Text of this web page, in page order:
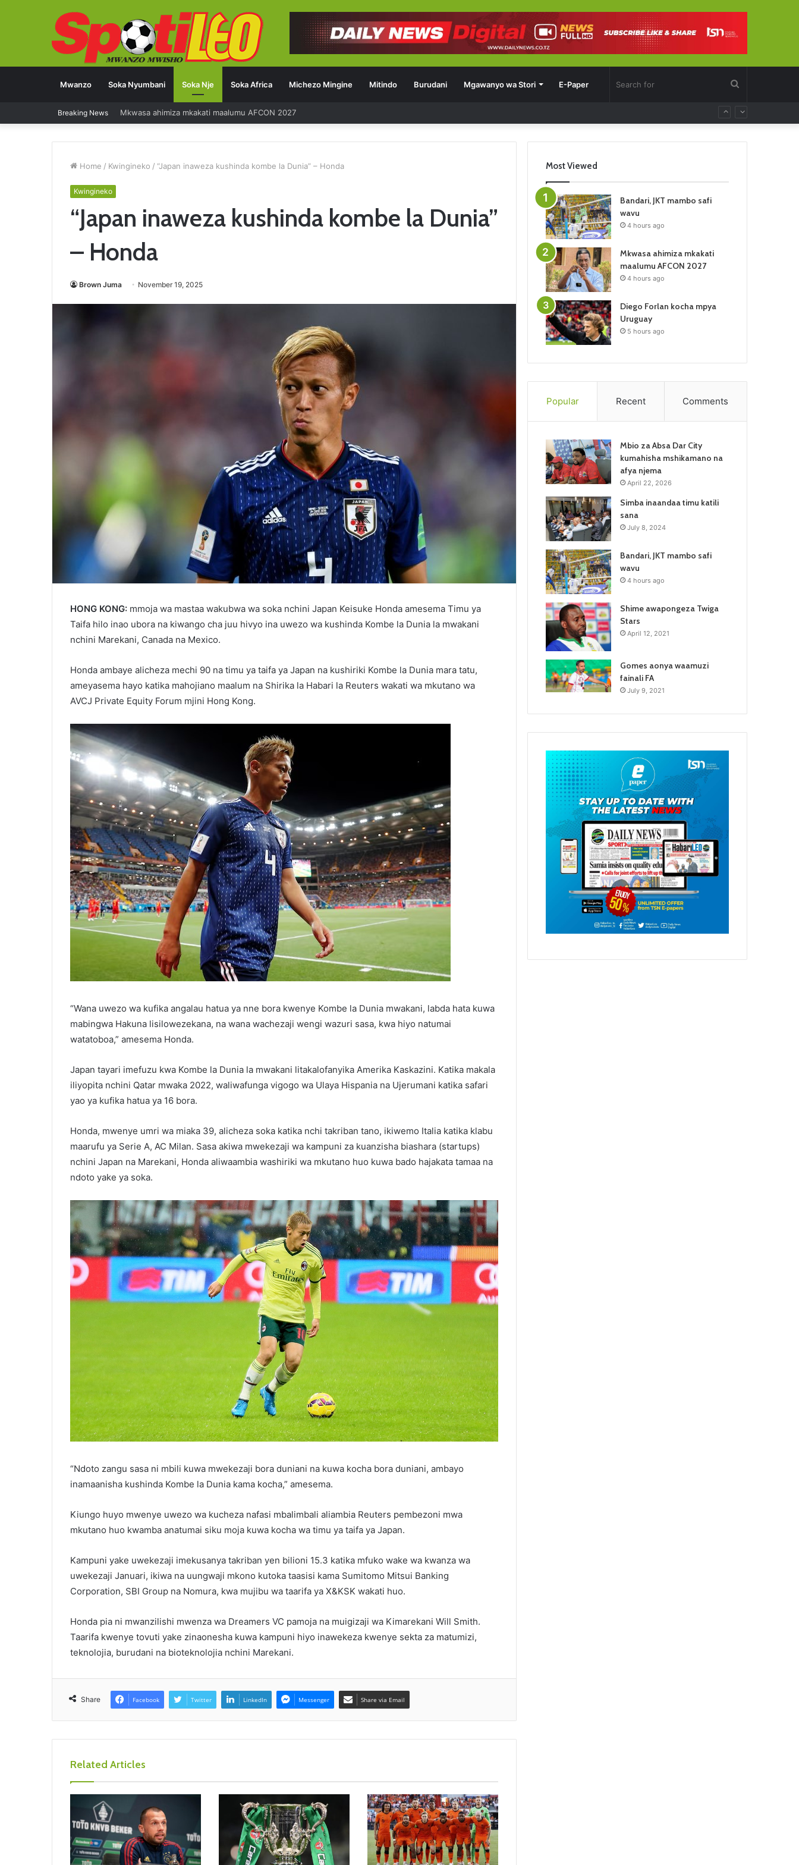
Mwanzo Soka Nyumbani Soka Nje Soka Africa Michezo Mingine Mitindo Burudani Mgawanyo wa Stori E-Paper
Breaking News Diego Forlan kocha mpya Uruguay
Home / Kwingineko / “Japan inaweza kushinda kombe la Dunia” – Honda
Kwingineko
“Japan inaweza kushinda kombe la Dunia”
– Honda
Brown Juma November 19, 2025
HONG KONG: mmoja wa mastaa wakubwa wa soka nchini Japan Keisuke Honda amesema Timu ya
Taifa hilo inao ubora na kiwango cha juu hivyo ina uwezo wa kushinda Kombe la Dunia la mwakani
nchini Marekani, Canada na Mexico.
Honda ambaye alicheza mechi 90 na timu ya taifa ya Japan na kushiriki Kombe la Dunia mara tatu,
ameyasema hayo katika mahojiano maalum na Shirika la Habari la Reuters wakati wa mkutano wa
AVCJ Private Equity Forum mjini Hong Kong.
“Wana uwezo wa kufika angalau hatua ya nne bora kwenye Kombe la Dunia mwakani, labda hata kuwa
mabingwa Hakuna lisilowezekana, na wana wachezaji wengi wazuri sasa, kwa hiyo natumai
watatoboa,” amesema Honda.
Japan tayari imefuzu kwa Kombe la Dunia la mwakani litakalofanyika Amerika Kaskazini. Katika makala
iliyopita nchini Qatar mwaka 2022, waliwafunga vigogo wa Ulaya Hispania na Ujerumani katika safari
yao ya kufika hatua ya 16 bora.
Honda, mwenye umri wa miaka 39, alicheza soka katika nchi takriban tano, ikiwemo Italia katika klabu
maarufu ya Serie A, AC Milan. Sasa akiwa mwekezaji wa kampuni za kuanzisha biashara (startups)
nchini Japan na Marekani, Honda aliwaambia washiriki wa mkutano huo kuwa bado hajakata tamaa na
ndoto yake ya soka.
“Ndoto zangu sasa ni mbili kuwa mwekezaji bora duniani na kuwa kocha bora duniani, ambayo
inamaanisha kushinda Kombe la Dunia kama kocha,” amesema.
Kiungo huyo mwenye uwezo wa kucheza nafasi mbalimbali aliambia Reuters pembezoni mwa
mkutano huo kwamba anatumai siku moja kuwa kocha wa timu ya taifa ya Japan.
Kampuni yake uwekezaji imekusanya takriban yen bilioni 15.3 katika mfuko wake wa kwanza wa
uwekezaji Januari, ikiwa na uungwaji mkono kutoka taasisi kama Sumitomo Mitsui Banking
Corporation, SBI Group na Nomura, kwa mujibu wa taarifa ya X&KSK wakati huo.
Honda pia ni mwanzilishi mwenza wa Dreamers VC pamoja na muigizaji wa Kimarekani Will Smith.
Taarifa kwenye tovuti yake zinaonesha kuwa kampuni hiyo inawekeza kwenye sekta za matumizi,
teknolojia, burudani na bioteknolojia nchini Marekani.
Share Facebook Twitter LinkedIn Messenger Share via Email
Related Articles
Most Viewed
Bandari, JKT mambo safi
wavu
4 hours ago
Mkwasa ahimiza mkakati
maalumu AFCON 2027
4 hours ago
Diego Forlan kocha mpya
Uruguay
5 hours ago
Popular Recent Comments
Mbio za Absa Dar City
kumahisha mshikamano na
afya njema
April 22, 2026
Simba inaandaa timu katili
sana
July 8, 2024
Bandari, JKT mambo safi
wavu
4 hours ago
Shime awapongeza Twiga
Stars
April 12, 2021
Gomes aonya waamuzi
fainali FA
July 9, 2021